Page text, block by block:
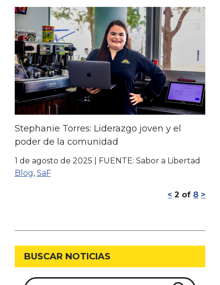
Stephanie Torres: Liderazgo joven y el
poder de la comunidad
1 de agosto de 2025
FUENTE: Sabor a Libertad
Blog, SaF
< 2 of 8 >
BUSCAR NOTICIAS